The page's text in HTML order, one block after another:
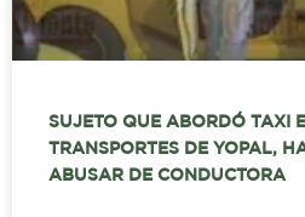
SUJETO QUE ABORDÓ TAXI
TRANSPORTES DE YOPAL,
ABUSAR DE CONDUCTORA